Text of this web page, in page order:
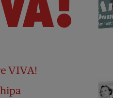
VIVA!